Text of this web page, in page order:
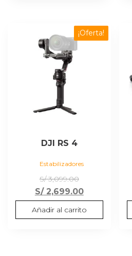
¡Oferta!
DJI RS 4
Estabilizadores
S/3,099.00El
precio
original
era:
S/2,699.00El
precio
actual
Añadir al carrito